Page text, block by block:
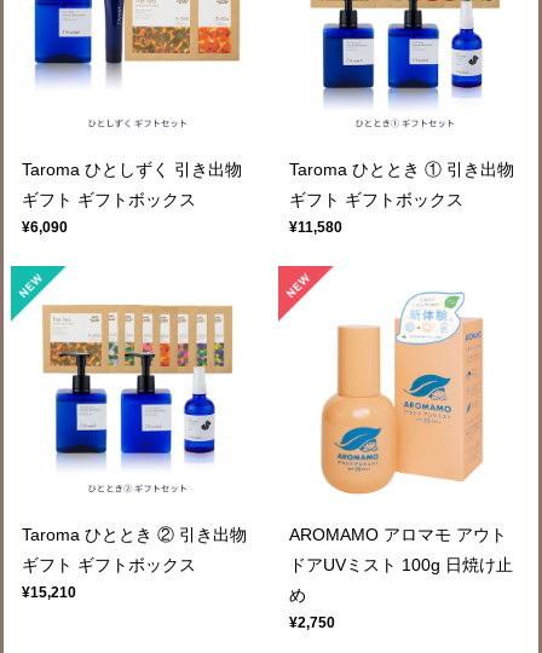
Taroma ひとしずく 引き出物
ギフト ギフトボックス
¥6,090
Taroma ひととき ① 引き出物
ギフト ギフトボックス
¥11,580
Taroma ひととき ② 引き出物
ギフト ギフトボックス
¥15,210
AROMAMO アロマモ アウト
ドアUVミスト 100g 日焼け止
め
¥2,750